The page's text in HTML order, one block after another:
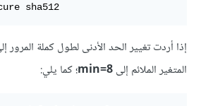
sha512
إذا أردت تغيير الحد الأدنى لطول كملة
المتغير الملائم إلىmin=8؛ كما يلي: